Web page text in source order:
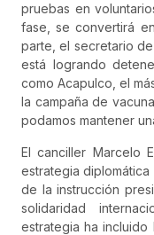
pruebas en
fase, se convertirá
parte, el secretario
está logrando
como Acapulco, el
la campaña de
podamos mantener
El canciller Marcelo
estrategia
de la instrucción
solidaridad
estrategia ha